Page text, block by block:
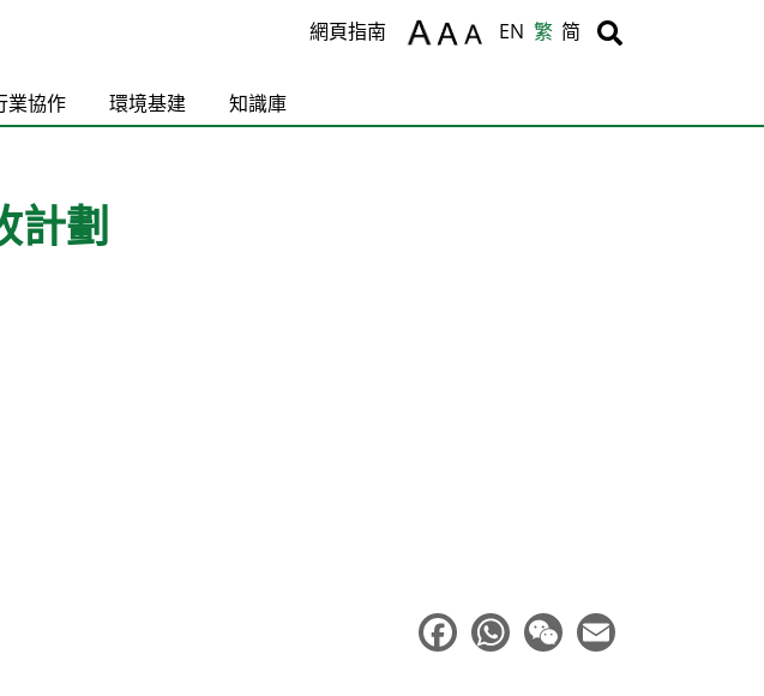
Body
網頁指南 EN 繁 简 Body
業協作 環境基建 知識庫
計劃